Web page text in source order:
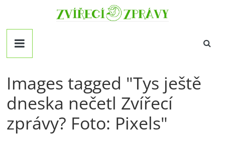
obsahZvirecizpravy.cz
pro
všechny
zvířat
Images tagged "Tys ještě
dneska nečetl Zvířecí
zprávy? Foto: Pixels"